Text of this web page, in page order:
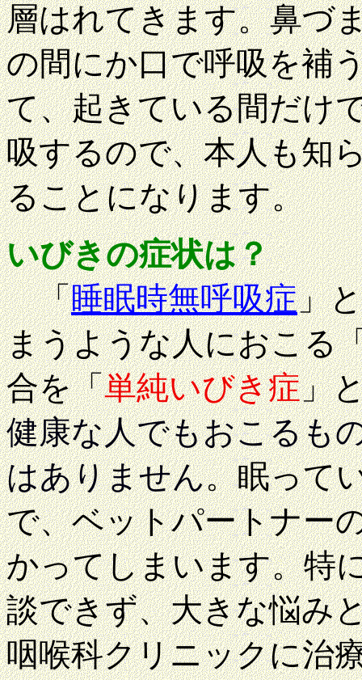
層はれてきます。鼻づ
の間にか口で呼吸を補
て、起きている間だけ
吸するので、本人も知
ることになります。
いびきの症状は？
「睡眠時無呼吸症」
まうような人におこる
合を「単純いびき症」
健康な人でもおこるも
はありません。眠って
で、ベットパートナー
かってしまいます。特
談できず、大きな悩み
咽喉科クリニックに治